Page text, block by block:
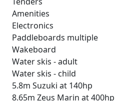
Amenities
Electronics
Paddleboards multiple
Wakeboard
Water skis - adult
Water skis - child
5.8m Suzuki at 140hp
8.65m Zeus Marin at 400hp